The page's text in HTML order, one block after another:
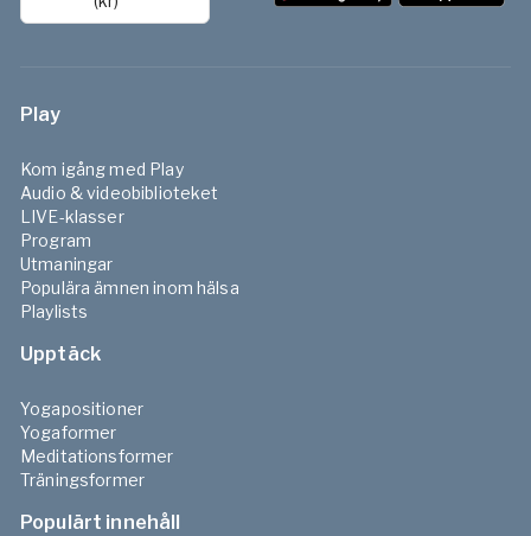
Play
Kom igång med Play
Audio & videobiblioteket
LIVE-klasser
Program
Utmaningar
Populära ämnen inom hälsa
Playlists
Upptäck
Yogapositioner
Yogaformer
Meditationsformer
Träningsformer
Populärt innehåll